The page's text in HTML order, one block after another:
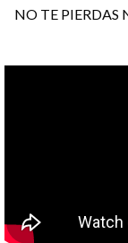
NO TE PIERDAS